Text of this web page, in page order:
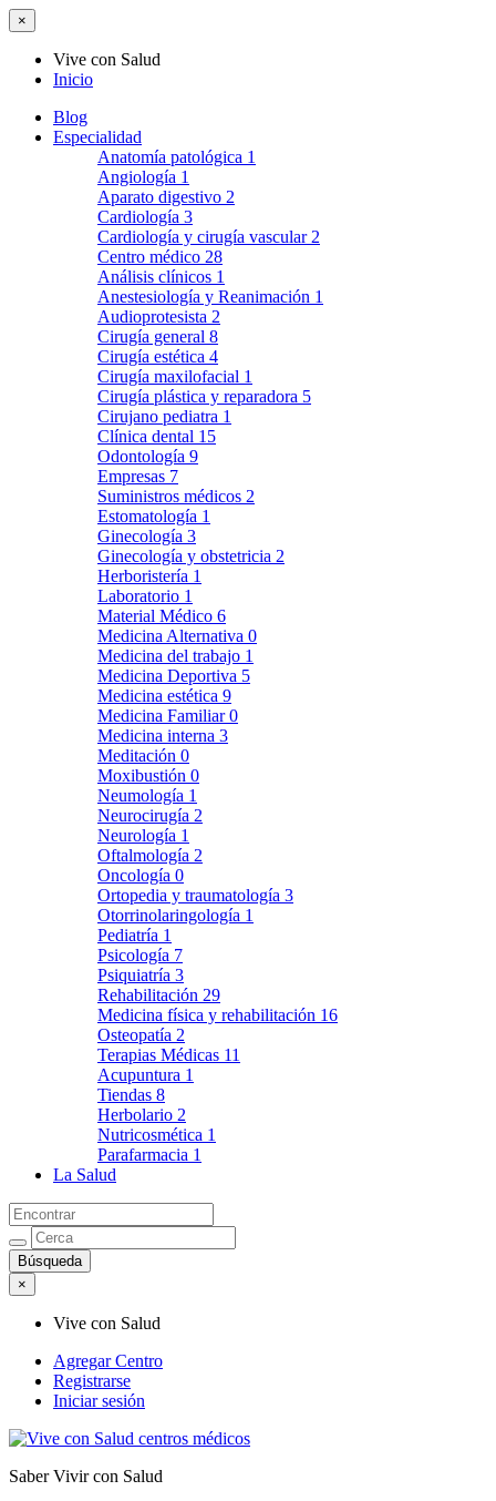
×
Vive con Salud
Inicio
Blog
Especialidad
Anatomía patológica 1
Angiología 1
Aparato digestivo 2
Cardiología 3
Cardiología y cirugía vascular 2
Centro médico 28
Análisis clínicos 1
Anestesiología y Reanimación 1
Audioprotesista 2
Cirugía general 8
Cirugía estética 4
Cirugía maxilofacial 1
Cirugía plástica y reparadora 5
Cirujano pediatra 1
Clínica dental 15
Odontología 9
Empresas 7
Suministros médicos 2
Estomatología 1
Ginecología 3
Ginecología y obstetricia 2
Herboristería 1
Laboratorio 1
Material Médico 6
Medicina Alternativa 0
Medicina del trabajo 1
Medicina Deportiva 5
Medicina estética 9
Medicina Familiar0
Medicina interna 3
Meditación 0
Moxibustión 0
Neumología 1
Neurocirugía 2
Neurología 1
Oftalmología 2
Oncología 0
Ortopedia y traumatología 3
Otorrinolaringología 1
Pediatría 1
Psicología 7
Psiquiatría 3
Rehabilitación 29
Medicina física y rehabilitación 16
Osteopatía 2
Terapias Médicas 11
Acupuntura 1
Tiendas 8
Herbolario 2
Nutricosmética 1
Parafarmacia 1
La Salud
×
Vive con Salud
Agregar Centro
Registrarse
Iniciar sesión
Vive con Salud
Saber Vivir con Salud